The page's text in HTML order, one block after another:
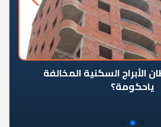
السكنية المخالفة
ياحكومة؟